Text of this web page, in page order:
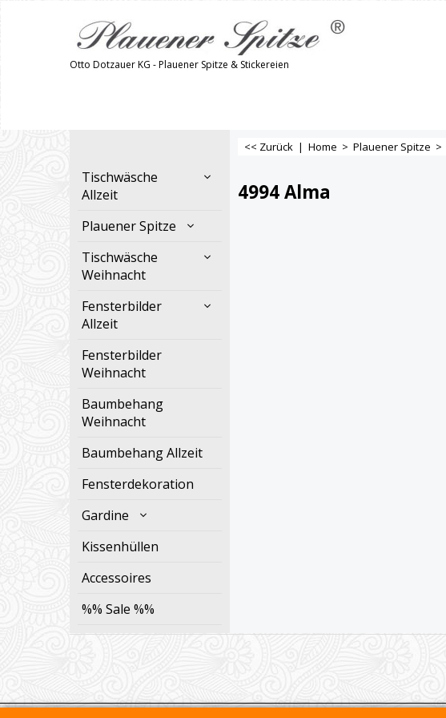
Otto Dotzauer KG - Plauener Spitze & Stickereien
Tischwäsche
Allzeit
Plauener Spitze
Tischwäsche
Weihnacht
Fensterbilder
Allzeit
Fensterbilder
Weihnacht
Baumbehang
Weihnacht
Baumbehang Allzeit
Fensterdekoration
Gardine
Kissenhüllen
Accessoires
%% Sale %%
<< Zurück | Home > Plauener Spitze >
4994 Alma